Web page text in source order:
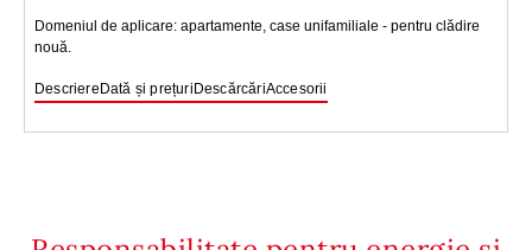
Domeniul de aplicare: apartamente, case unifamiliale - pentru clădire
nouă.
DescriereDată și prețuriDescărcăriAccesorii